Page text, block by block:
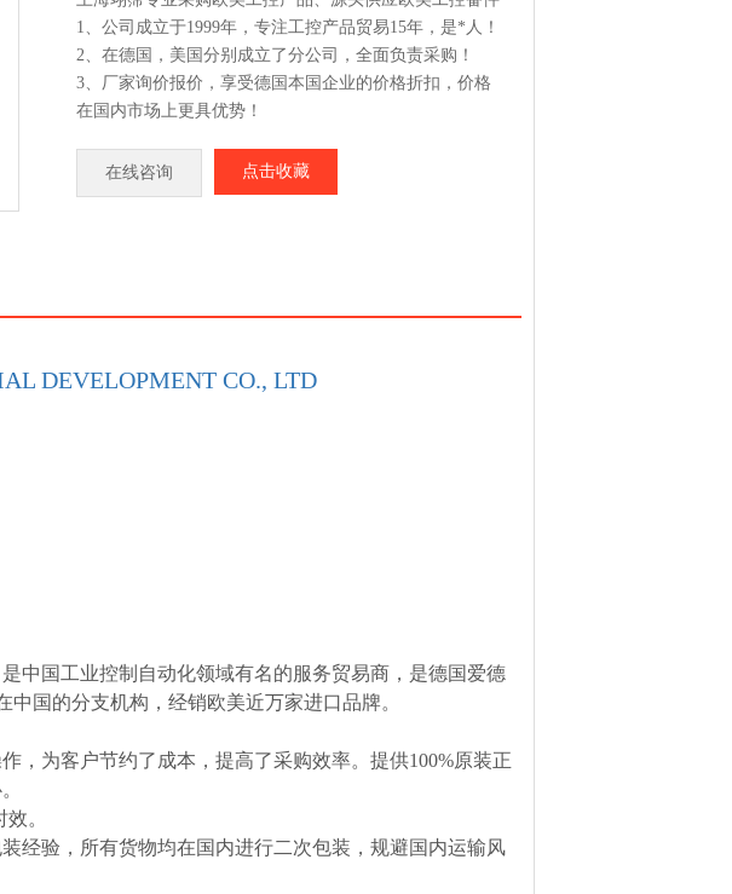
1、公司成立于1999年，专注工控产品贸易15年，是*人！
2、在德国，美国分别成立了分公司，全面负责采购！
3、厂家询价报价，享受德国本国企业的价格折扣，价格
在国内市场上更具优势！
部发货！
供应SOMMER 快换装置 WWR125L-B/WWR125F-B
在线咨询 点击收藏
DEVELOPMENT CO., LTD
中国工业控制自动化领域有名的服务贸易商，是德国爱德
国的分支机构，经销欧美近万家进口品牌。
，为客户节约了成本，提高了采购效率。提供100%原装正
。
经验，所有货物均在国内进行二次包装，规避国内运输风